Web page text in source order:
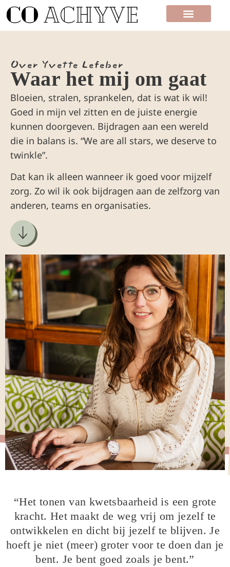
Over Yvette Lefeber​
Waar het mij om gaat
Bloeien, stralen, sprankelen, dat is wat ik wil!
Goed in mijn vel zitten en de juiste energie
kunnen doorgeven. Bijdragen aan een wereld
die in balans is. “We are all stars, we deserve to
twinkle”.
Dat kan ik alleen wanneer ik goed voor mijzelf
zorg. Zo wil ik ook bijdragen aan de zelfzorg van
anderen, teams en organisaties.
“Het tonen van kwetsbaarheid is een grote
kracht. Het maakt de weg vrij om jezelf te
ontwikkelen en dicht bij jezelf te blijven. Je
hoeft je niet (meer) groter voor te doen dan je
bent. Je bent goed zoals je bent.”